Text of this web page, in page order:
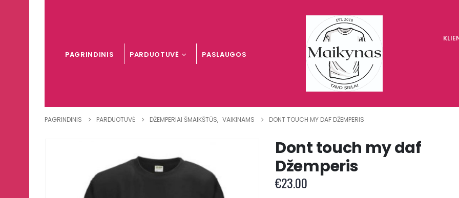
PAGRINDINIS PARDUOTUVĖ PASLAUGOS
PAGRINDINIS PARDUOTUVĖ DŽEMPERIAI ŠMAIKŠTŪS, VAIKINAMS DONT TOUCH MY DAF DŽEMPERIS
Dont touch my daf
Džemperis
€23.00